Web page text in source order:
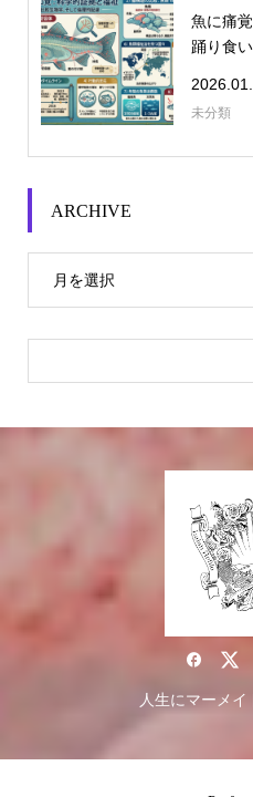
魚に痛
踊り食
未分類
ARCHIVE
月を選択
人生にマーメイ